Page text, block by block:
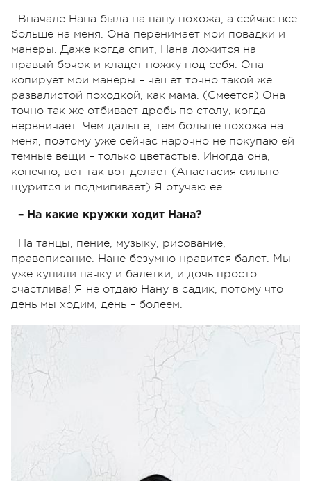
Вначале Нана была на папу похожа, а сейчас все
больше на меня. Она перенимает мои повадки и
манеры. Даже когда спит, Нана ложится на
правый бочок и кладет ножку под себя. Она
копирует мои манеры – чешет точно такой же
развалистой походкой, как мама. (Смеется) Она
точно так же отбивает дробь по столу, когда
нервничает. Чем дальше, тем больше похожа на
меня, поэтому уже сейчас нарочно не покупаю ей
темные вещи – только цветастые. Иногда она,
конечно, вот так вот делает (Анастасия сильно
щурится и подмигивает) Я отучаю ее.
– На какие кружки ходит Нана?
На танцы, пение, музыку, рисование,
правописание. Нане безумно нравится балет. Мы
уже купили пачку и балетки, и дочь просто
счастлива! Я не отдаю Нану в садик, потому что
день мы ходим, день – болеем.